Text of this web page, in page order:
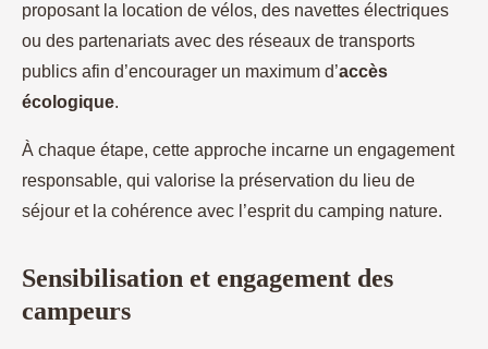
proposant la location de vélos, des navettes électriques
ou des partenariats avec des réseaux de transports
publics afin d’encourager un maximum d’accès
écologique.
À chaque étape, cette approche incarne un engagement
responsable, qui valorise la préservation du lieu de
séjour et la cohérence avec l’esprit du camping nature.
Sensibilisation et engagement des
campeurs